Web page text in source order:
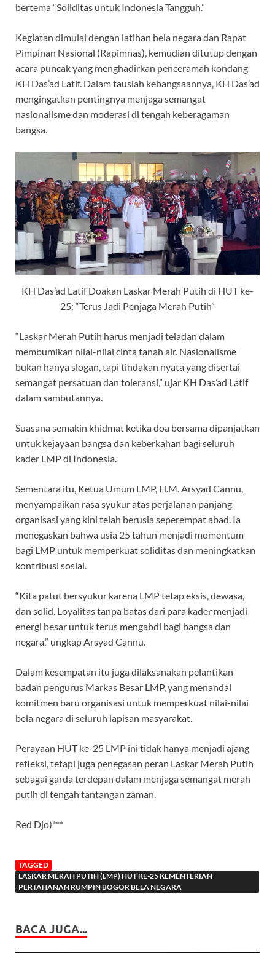
bertema “Soliditas untuk Indonesia Tangguh.”
Kegiatan dimulai dengan latihan bela negara dan Rapat
Pimpinan Nasional (Rapimnas), kemudian ditutup dengan
acara puncak yang menghadirkan penceramah kondang
KH Das’ad Latif. Dalam tausiah kebangsaannya, KH Das’ad
mengingatkan pentingnya menjaga semangat
nasionalisme dan moderasi di tengah keberagaman
bangsa.
KH Das’ad Latif Doakan Laskar Merah Putih di HUT ke-
25: “Terus Jadi Penjaga Merah Putih”
“Laskar Merah Putih harus menjadi teladan dalam
membumikan nilai-nilai cinta tanah air. Nasionalisme
bukan hanya slogan, tapi tindakan nyata yang disertai
semangat persatuan dan toleransi,” ujar KH Das’ad Latif
dalam sambutannya.
Suasana semakin khidmat ketika doa bersama dipanjatkan
untuk kejayaan bangsa dan keberkahan bagi seluruh
kader LMP di Indonesia.
Sementara itu, Ketua Umum LMP, H.M. Arsyad Cannu,
menyampaikan rasa syukur atas perjalanan panjang
organisasi yang kini telah berusia seperempat abad. Ia
menegaskan bahwa usia 25 tahun menjadi momentum
bagi LMP untuk memperkuat soliditas dan meningkatkan
kontribusi sosial.
“Kita patut bersyukur karena LMP tetap eksis, dewasa,
dan solid. Loyalitas tanpa batas dari para kader menjadi
energi besar untuk terus mengabdi bagi bangsa dan
negara,” ungkap Arsyad Cannu.
Dalam kesempatan itu juga dilaksanakan pelantikan
badan pengurus Markas Besar LMP, yang menandai
komitmen baru organisasi untuk memperkuat nilai-nilai
bela negara di seluruh lapisan masyarakat.
Perayaan HUT ke-25 LMP ini tidak hanya menjadi ajang
refleksi, tetapi juga penegasan peran Laskar Merah Putih
sebagai garda terdepan dalam menjaga semangat merah
putih di tengah tantangan zaman.
Red Djo)***
TAGGED
LASKAR MERAH PUTIH (LMP) HUT KE-25 KEMENTERIAN
PERTAHANAN RUMPIN BOGOR BELA NEGARA
BACA JUGA...